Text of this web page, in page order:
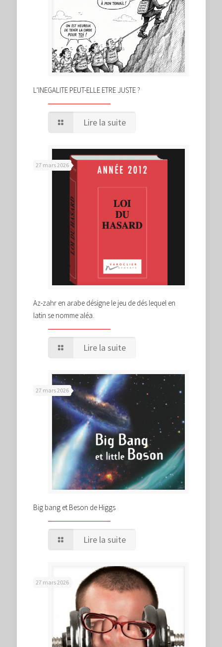
L’INEGALITE PEUT-ELLE ETRE JUSTE ?
Lire la suite
27 mars 2026
Az-zahr en arabe désigne le jeu de dés lequel en
latin se nomme aléa.
Lire la suite
27 mars 2026
Big bang et Beson de Higgs
Lire la suite
27 mars 2026